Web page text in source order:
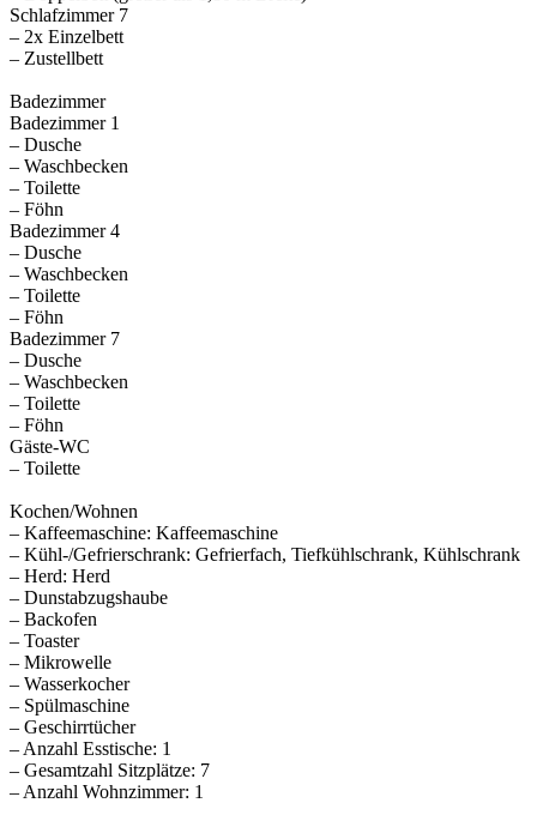
Schlafzimmer 7
– 2x Einzelbett
– Zustellbett
Badezimmer
Badezimmer 1
– Dusche
– Waschbecken
– Toilette
– Föhn
Badezimmer 4
– Dusche
– Waschbecken
– Toilette
– Föhn
Badezimmer 7
– Dusche
– Waschbecken
– Toilette
– Föhn
Gäste-WC
– Toilette
Kochen/Wohnen
– Kaffeemaschine: Kaffeemaschine
– Kühl-/Gefrierschrank: Gefrierfach, Tiefkühlschrank, Kühlschrank
– Herd: Herd
– Dunstabzugshaube
– Backofen
– Toaster
– Mikrowelle
– Wasserkocher
– Spülmaschine
– Geschirrtücher
– Anzahl Esstische: 1
– Gesamtzahl Sitzplätze: 7
– Anzahl Wohnzimmer: 1